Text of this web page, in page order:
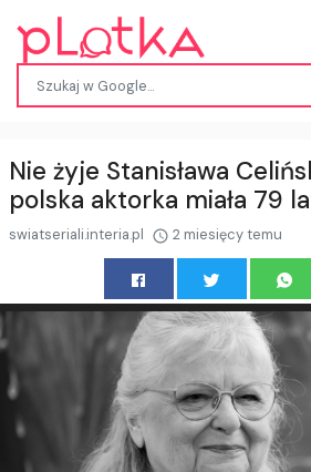
Nie żyje Stanisława
polska aktorka miała 79
swiatseriali.interia.pl 2 miesięcy temu